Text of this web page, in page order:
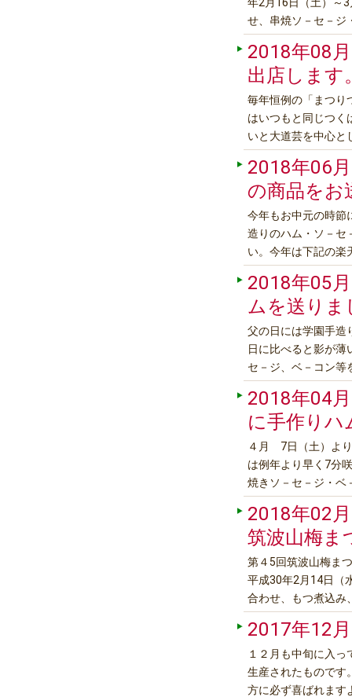
せ、串焼ソ－セ－ジ
などがあります。そ
2018年08
出店します
毎年恒例の「まつり
はいつもと同じつく
いと大道芸を中心と
物産会のコ－ナ－【
す。恒例のねぶたな
2018年06
の商品をお
今年もお中元の時節
造りのハム・ソ－セ
い。今年は下記の楽
https://
はあとふる｜学園
2018年05
ムを送りま
父の日には学園手造
日に比べると影が薄
セ－ジ、ベ－コン等
他に単品を選らんで
ください。https://
2018年04
に手作りハ
４月 7日（土）よ
は例年より早く7分
焼きソ－セ－ジ・ベ
詳しくは下記より
2018年02
筑波山梅ま
第４5回筑波山梅ま
平成30年2月14日（
合わせ、もつ煮込み
る手造りロ－スハム
花が遅れており今
2017年12
１２月も中旬に入
生産されたものです
方に必ず喜ばれます